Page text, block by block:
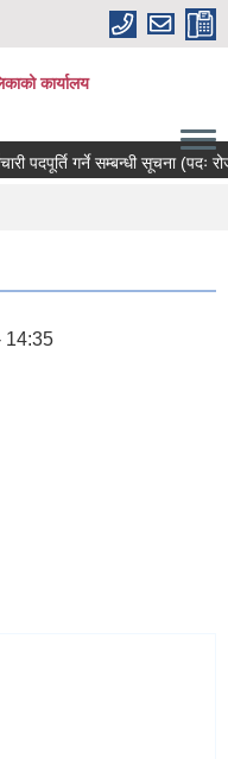
कार्यालय
पदपूर्ति गर्ने सम्बन्धी सूचना (पदः
14:35